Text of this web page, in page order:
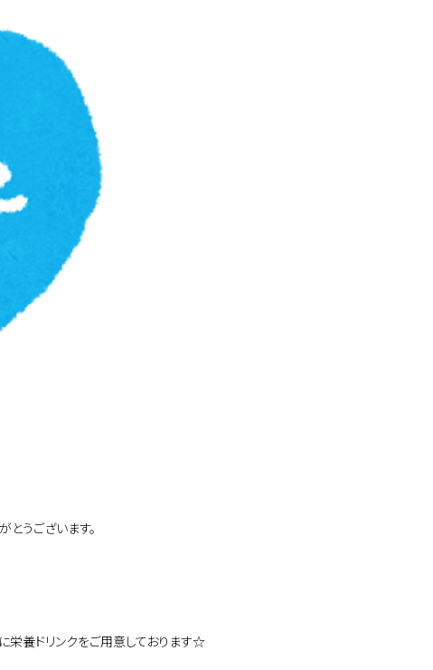
うございます。
栄養ドリンクをご用意しております☆